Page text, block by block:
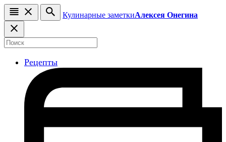
Кулинарные заметкиАлексея Онегина
Рецепты